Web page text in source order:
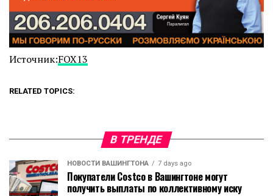
Источник:FOX13
RELATED TOPICS:
В ТРЕНДЕ
НОВОСТИ ВАШИНГТОНА 7 days ago
Покупатели Costco в Вашингтоне могут
получить выплаты по коллективному иску